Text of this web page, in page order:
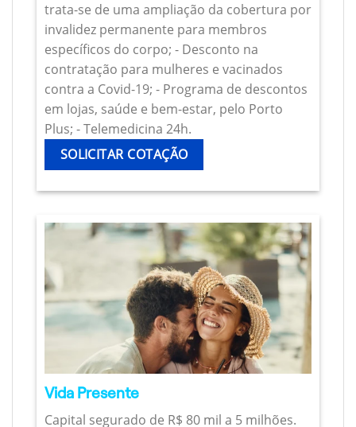
trata-se de uma ampliação da cobertura por
invalidez permanente para membros
específicos do corpo; - Desconto na
contratação para mulheres e vacinados
contra a Covid-19; - Programa de descontos
em lojas, saúde e bem-estar, pelo Porto
Plus; - Telemedicina 24h.
SOLICITAR COTAÇÃO
Vida Presente
Capital segurado de R$ 80 mil a 5 milhões.